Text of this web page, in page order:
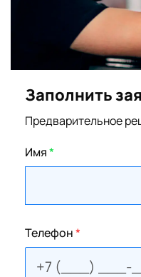
Заполнить
Предварительное
Имя*
Телефон*